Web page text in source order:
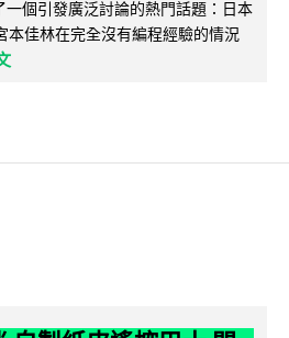
個引發廣泛討論的熱門話題：日本
本佳林在完全沒有編程經驗的情況